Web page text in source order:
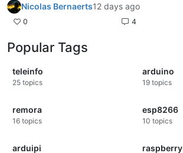
Nicolas Bernaerts12 days ago
0 4
Popular Tags
teleinfo
25 topics
arduino
19 topics
remora
16 topics
esp8266
10 topics
arduipi raspberry